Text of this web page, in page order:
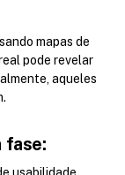
mapas de
pode revelar
aqueles
fase:
usabilidade,